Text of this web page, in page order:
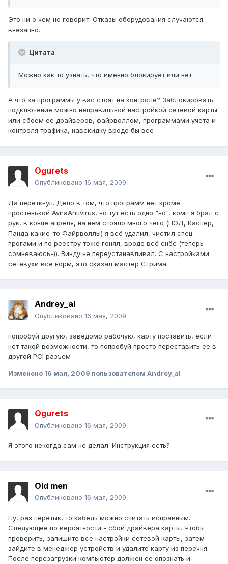
Это ни о чем не говорит. Отказы оборудования случаются
внезапно.
Цитата
Можно как то узнать, что именно блокирует или нет
А что за программы у вас стоят на контроле? Заблокировать
подключение можно неправильной настройкой сетевой карты
или сбоем ее драйверов, файрволлом, программами учета и
контроля трафика, навскидку вроде бы все
Ogurets
Опубликовано 16 мая, 2009
Да переткнул. Дело в том, что программ нет кроме
простенькой AviraAntivirus, но тут есть одно "но", комп я брал с
рук, в конце апреля, на нем стояло много чего (НОД, Каспер,
Панда какие-то Файрволлы) я всё удалил, чистил спец.
прогами и по реестру тоже гонял, вроде всё снёс (теперь
сомневаюсь-)). Винду не переустанавливал. С настройками
сетевухи всё норм, это сказал мастер Стрима.
Andrey_al
Опубликовано 16 мая, 2009
попробуй другую, заведомо рабочую, карту поставить, если
нет такой возможности, то попробуй просто переставить ее в
другой PCI разъем
Изменено 16 мая, 2009 пользователем Andrey_al
Ogurets
Опубликовано 16 мая, 2009
Я этого некогда сам не делал. Инструкция есть?
Old men
Опубликовано 16 мая, 2009
Ну, раз перетык, то кабедь можно считать исправным.
Следующее по вероятности - сбой драйвера карты. Чтобы
проверить, запишите все настройки сетевой карты, затем
зайдите в менеджер устройств и удалите карту из перечня.
После перезагрузки компьютер должен ее опознать и